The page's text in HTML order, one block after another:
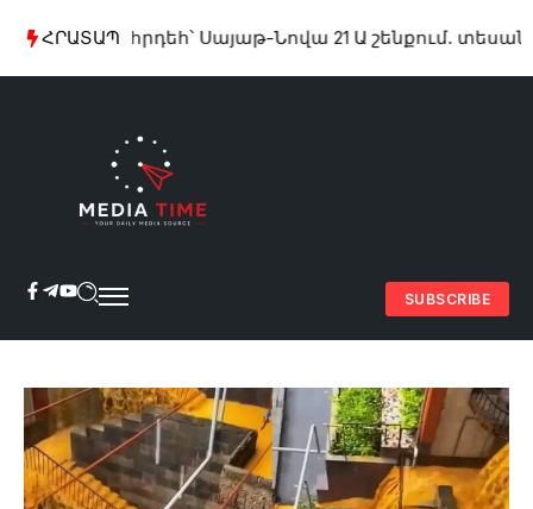
ՀՐԱՏԱՊ
Խոշոր հրդեհ՝ Սայաթ-Նովա 21 Ա շենքում.
SUBSCRIBE